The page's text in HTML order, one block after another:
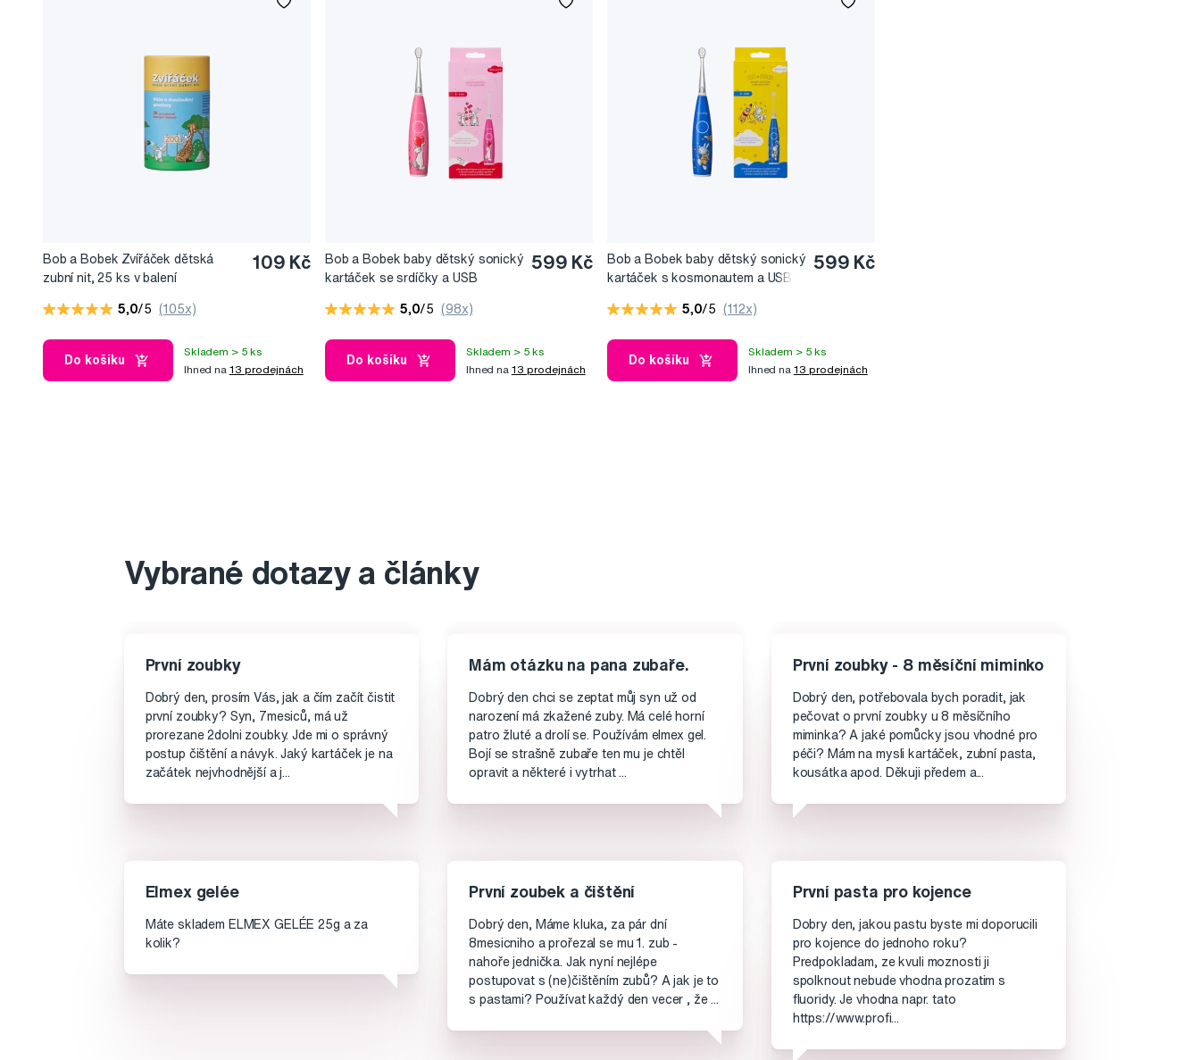
Bob a Bobek Zvířáček dětská
zubní nit, 25 ks v balení
109 Kč
5,0/5 (105x)
Do košíku
Skladem > 5 ks
Ihned na 13 prodejnách
Bob a Bobek baby dětský sonický
kartáček se srdíčky a USB
599 Kč
5,0/5 (98x)
Do košíku
Skladem > 5 ks
Ihned na 13 prodejnách
Bob a Bobek baby dětský sonický
kartáček s kosmonautem a USB
599 Kč
5,0/5 (112x)
Do košíku
Skladem > 5 ks
Ihned na 13 prodejnách
Vybrané dotazy a články
První zoubky
Dobrý den, prosím Vás, jak a čím začít čistit
první zoubky? Syn, 7mesiců, má už
prorezane 2dolni zoubky. Jde mi o správný
postup čištění a návyk. Jaký kartáček je na
začátek nejvhodnější a j...
Mám otázku na pana zubaře.
Dobrý den chci se zeptat můj syn už od
narození má zkažené zuby. Má celé horní
patro žluté a drolí se. Používám elmex gel.
Bojí se strašně zubaře ten mu je chtěl
opravit a některé i vytrhat ...
První zoubky - 8 měsíční miminko
Dobrý den, potřebovala bych poradit, jak
pečovat o první zoubky u 8 měsíčního
miminka? A jaké pomůcky jsou vhodné pro
péči? Mám na mysli kartáček, zubní pasta,
kousátka apod. Děkuji předem a...
Elmex gelée
Máte skladem ELMEX GELÉE 25g a za
kolik?
První zoubek a čištění
Dobrý den, Máme kluka, za pár dní
8mesicniho a prořezal se mu 1. zub -
nahoře jednička. Jak nyní nejlépe
postupovat s (ne)čištěním zubů? A jak je to
s pastami? Používat každý den vecer , že ...
První pasta pro kojence
Dobry den, jakou pastu byste mi doporucili
pro kojence do jednoho roku?
Predpokladam, ze kvuli moznosti ji
spolknout nebude vhodna prozatim s
fluoridy. Je vhodna napr. tato
https://www.profi...